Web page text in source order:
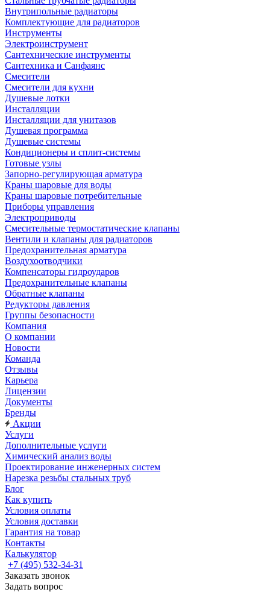
Внутрипольные радиаторы
Комплектующие для радиаторов
Инструменты
Электроинструмент
Сантехнические инструменты
Сантехника и Санфаянс
Смесители
Смесители для кухни
Душевые лотки
Инсталляции
Инсталляции для унитазов
Душевая программа
Душевые системы
Кондиционеры и сплит-системы
Готовые узлы
Запорно-регулирующая арматура
Краны шаровые для воды
Краны шаровые потребительные
Приборы управления
Электроприводы
Смесительные термостатические клапаны
Вентили и клапаны для радиаторов
Предохранительная арматура
Воздухоотводчики
Компенсаторы гидроударов
Предохранительные клапаны
Обратные клапаны
Редукторы давления
Группы безопасности
Компания
О компании
Новости
Команда
Отзывы
Карьера
Лицензии
Документы
Бренды
Акции
Услуги
Дополнительные услуги
Химический анализ воды
Проектирование инженерных систем
Нарезка резьбы стальных труб
Блог
Как купить
Условия оплаты
Условия доставки
Гарантия на товар
Контакты
Калькулятор
+7 (495) 532‑34‑31
Заказать звонок
Задать вопрос